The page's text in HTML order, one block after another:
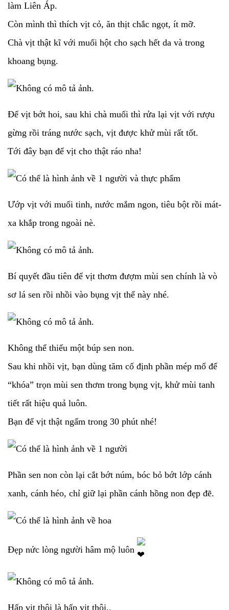
làm Liên Áp.
Còn mình thì thích vịt cỏ, ăn thịt chắc ngọt, ít mỡ.
Chà vịt thật kĩ với muối hột cho sạch hết da và trong
khoang bụng.
Để vịt bớt hoi, sau khi chà muối thì rửa lại vịt với rượu
gừng rồi tráng nước sạch, vịt được khử mùi rất tốt.
Tới đây bạn để vịt cho thật ráo nha!
Ướp vịt với muối tinh, nước mắm ngon, tiêu bột rồi mát-
xa khắp trong ngoài nè.
Bí quyết đầu tiên để vịt thơm đượm mùi sen chính là vò
sơ lá sen rồi nhồi vào bụng vịt thế này nhé.
Không thể thiếu một búp sen non.
Sau khi nhồi vịt, bạn dùng tăm cố định phần mép mổ để
“khóa” trọn mùi sen thơm trong bụng vịt, khử mùi tanh
tiết rất hiệu quả luôn.
Bạn để vịt thật ngấm trong 30 phút nhé!
Phần sen non còn lại cắt bớt núm, bóc bỏ bớt lớp cánh
xanh, cánh héo, chỉ giữ lại phần cánh hồng non đẹp đẽ.
Đẹp nức lòng người hâm mộ luôn
Hấp vịt thôi là hấp vịt thôi..